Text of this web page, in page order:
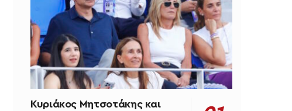
Κυριάκος Μητσοτάκης και